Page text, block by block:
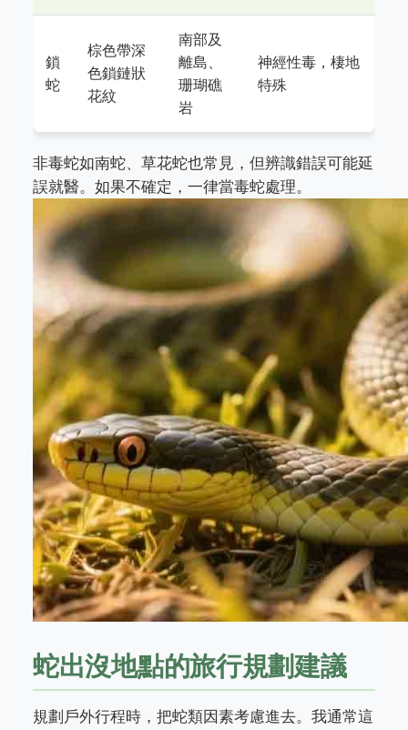
鎖
蛇
棕色帶深
色鎖鏈狀
花紋
南部及
離島、
珊瑚礁
岩
神經性毒，棲地
特殊
非毒蛇如南蛇、草花蛇也常見，但辨識錯誤可能延
誤就醫。如果不確定，一律當毒蛇處理。
蛇出沒地點的旅行規劃建議
規劃戶外行程時，把蛇類因素考慮進去。我通常這